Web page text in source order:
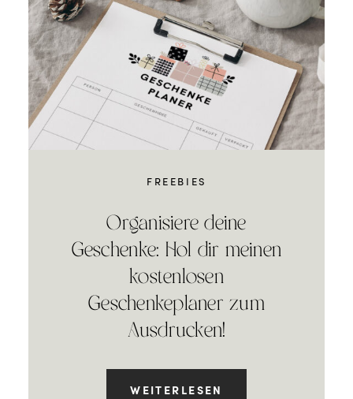
FREEBIES
Organisiere deine
Geschenke: Hol dir meinen
kostenlosen
Geschenkeplaner zum
Ausdrucken!
WEITERLESEN